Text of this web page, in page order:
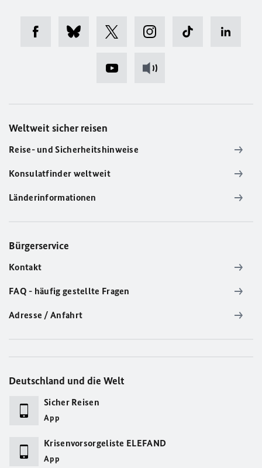
Weltweit sicher reisen
Reise- und Sicherheitshinweise
Konsulatfinder weltweit
Länderinformationen
Bürgerservice
Kontakt
FAQ - häufig gestellte Fragen
Adresse / Anfahrt
Deutschland und die Welt
Sicher Reisen
App
Krisenvorsorgeliste ELEFAND
App